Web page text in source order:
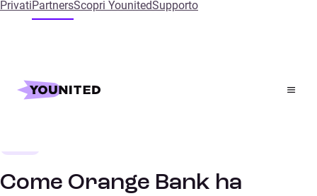
PrivatiPartnersScopri YounitedSupporto
Home
References
Come Orange Bank ha portato la semplicità e la fluidità
Come Orange Bank ha